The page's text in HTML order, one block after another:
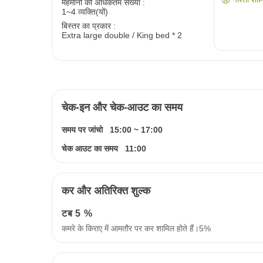
मेहमानों की अधिकतम संख्या :
1~4 व्यक्ति(यों)
बिस्तर का प्रकार :
Extra large double / King bed * 2
चेक-इन और चेक-आउट का समय
समय पर जांचो 15:00 ~ 17:00
चेक आउट का समय
11:00
कर और अतिरिक्त शुल्क
टब5 %
कमरे के किराए में आमतौर पर कर शामिल होते हैं।5%